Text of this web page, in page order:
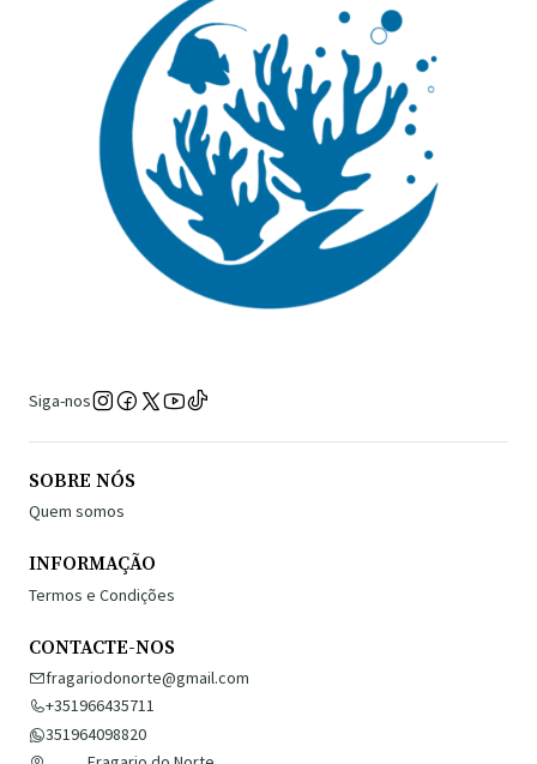
Siga-nos
SOBRE NÓS
Quem somos
INFORMAÇÃO
Termos e Condições
CONTACTE-NOS
fragariodonorte@gmail.com
+351966435711
351964098820